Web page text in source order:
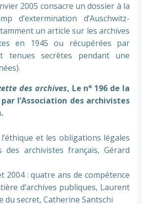
2005 consacre un dossier à la
d’extermination d’Auschwitz-
un article sur les archives
en 1945 ou récupérées par
tenues secrètes pendant une
des archives, Le n° 196 de la
l’Association des archivistes
et les obligations légales
des archivistes français, Gérard
2004 : quatre ans de compétence
d’archives publiques, Laurent
du secret, Catherine Santschi